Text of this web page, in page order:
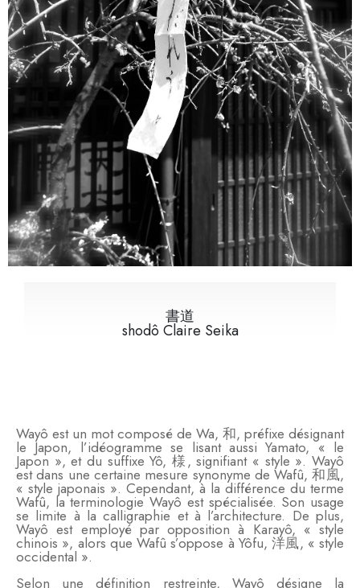
書道
shodô Claire Seika
Wayô est un mot composé de Wa, 和, préfixe désignant
le Japon, l’idéogramme se lisant aussi Yamato, « le
Japon », et du suffixe Yô, 様, signifiant « style ». Wayô
est dans une certaine mesure synonyme de Wafû, 和風,
« style japonais ». Cependant, à la différence du terme
Wafû, la terminologie Wayô est spécialisée. Son usage
se limite à la calligraphie et à l’architecture. De plus,
Wayô est employé par opposition à Karayô, « style
chinois », alors que Wafû s’oppose à Yôfu, 洋風, « style
occidental ».
Selon une définition restreinte, Wayô désigne la